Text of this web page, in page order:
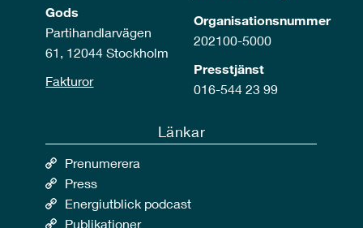
Gods
Partihandlarvägen
61, 12044 Stockholm
Fakturor
Organisationsnummer
202100-5000
Presstjänst
016-544 23 99
Länkar
Prenumerera
Press
Energiutblick podcast
Publikationer